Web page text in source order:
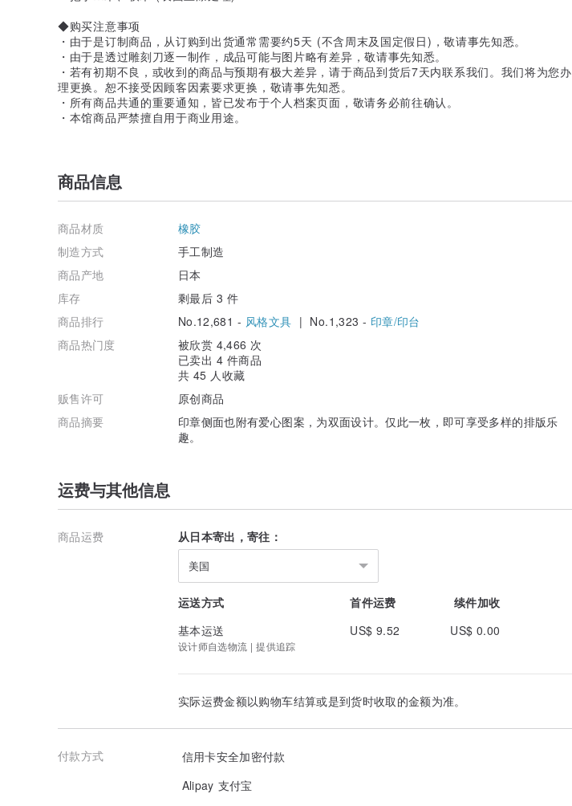
◆购买注意事项
・由于是订制商品，从订购到出货通常需要约5天 (不含周末及国定假日)，敬请事先知悉。
・由于是透过雕刻刀逐一制作，成品可能与图片略有差异，敬请事先知悉。
・若有初期不良，或收到的商品与预期有极大差异，请于商品到货后7天内联系我们。我们将为您办
理更换。恕不接受因顾客因素要求更换，敬请事先知悉。
・所有商品共通的重要通知，皆已发布于个人档案页面，敬请务必前往确认。
・本馆商品严禁擅自用于商业用途。
商品信息
商品材质
橡胶
制造方式
手工制造
商品产地
日本
库存
剩最后 3 件
商品排行
No.12,681 - 风格文具 | No.1,323 - 印章/印台
商品热门度
被欣赏 4,466 次
已卖出 4 件商品
共 45 人收藏
贩售许可
原创商品
商品摘要
印章侧面也附有爱心图案，为双面设计。仅此一枚，即可享受多样的排版乐
趣。
运费与其他信息
商品运费 从日本寄出，寄往：
美国
运送方式 首件运费
续件加收
基本运送
US$ 9.52 US$ 0.00
设计师自选物流 | 提供追踪
实际运费金额以购物车结算或是到货时收取的金额为准。
付款方式
信用卡安全加密付款
Alipay 支付宝